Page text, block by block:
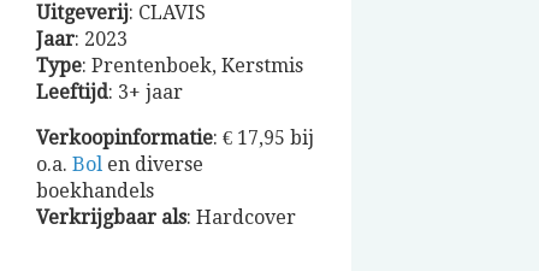
Uitgeverij: CLAVIS
Jaar: 2023
Type: Prentenboek, Kerstmis
Leeftijd: 3+ jaar
Verkoopinformatie: € 17,95 bij
o.a. Bol en diverse
boekhandels
Verkrijgbaar als: Hardcover